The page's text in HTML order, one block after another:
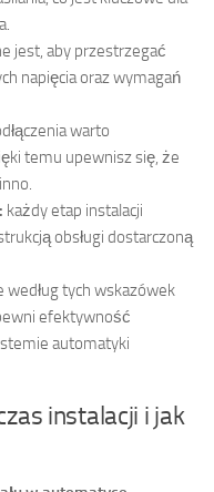
jest, aby przestrzegać
napięcia oraz wymagań
warto
temu upewnisz się, że
każdy etap instalacji
obsługi dostarczoną
według tych wskazówek
efektywność
automatyki
instalacji i jak